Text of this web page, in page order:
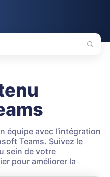
équipe avec l’intégration
Teams. Suivez le
sein de votre
pour améliorer la